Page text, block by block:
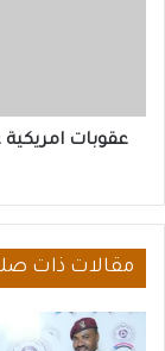
عقوبات
مقالات ذات